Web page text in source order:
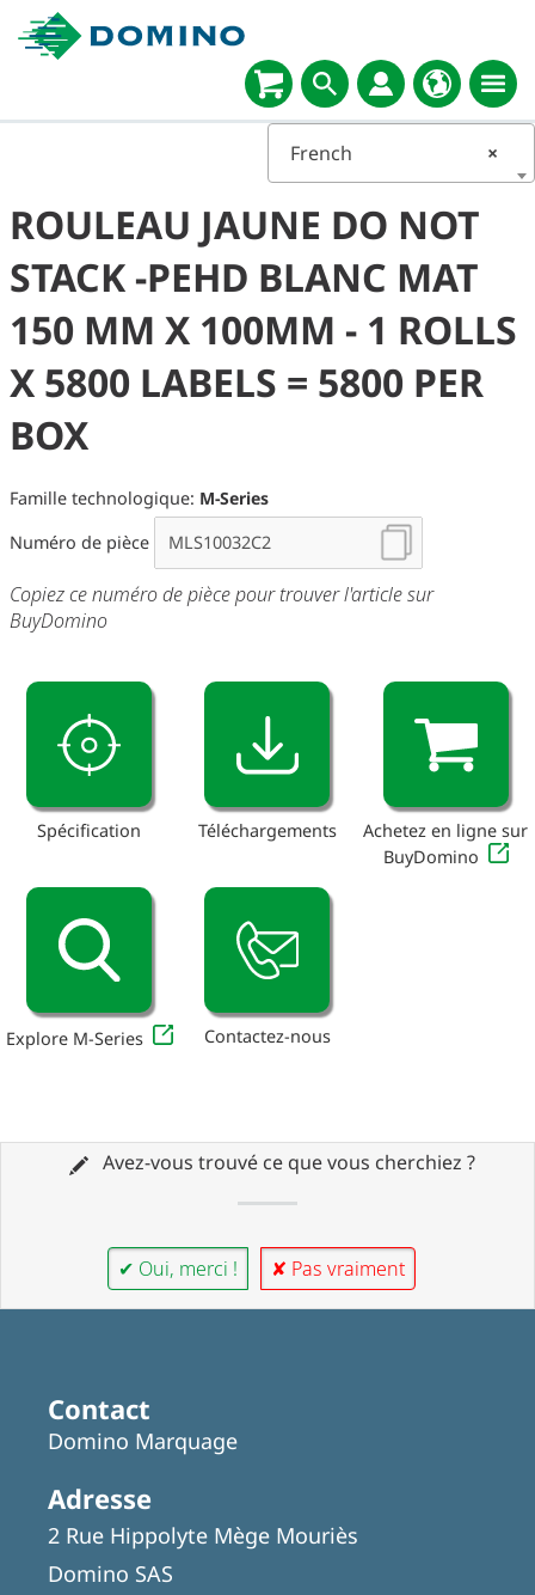
×
French
ROULEAU JAUNE DO NOT
STACK -PEHD BLANC MAT
150 MM X 100MM - 1 ROLLS
X 5800 LABELS = 5800 PER
BOX
Famille technologique: M-Series
Numéro de pièce
Copiez ce numéro de pièce pour trouver l'article sur
BuyDomino
Spécification Téléchargements
Achetez en ligne sur
BuyDomino
Explore M-Series Contactez-nous
Avez-vous trouvé ce que vous cherchiez ?
✔ Oui, merci ! ✘ Pas vraiment
Contact
Domino Marquage
Adresse
2 Rue Hippolyte Mège Mouriès
Domino SAS